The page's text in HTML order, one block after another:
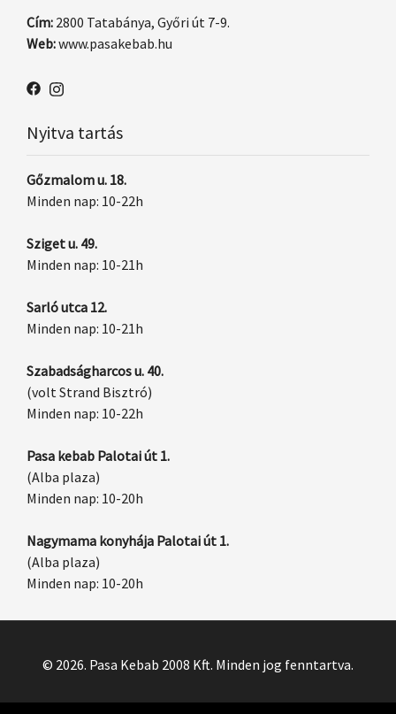
Cím: 2800 Tatabánya, Győri út 7-9.
Web:www.pasakebab.hu
Nyitva tartás
Gőzmalom u. 18.
Minden nap: 10-22h
Sziget u. 49.
Minden nap: 10-21h
Sarló utca 12.
Minden nap: 10-21h
Szabadságharcos u. 40.
(volt Strand Bisztró)
Minden nap: 10-22h
Pasa kebab Palotai út 1.
(Alba plaza)
Minden nap: 10-20h
Nagymama konyhája Palotai út 1.
(Alba plaza)
Minden nap: 10-20h
© 2026. Pasa Kebab 2008 Kft. Minden jog fenntartva.